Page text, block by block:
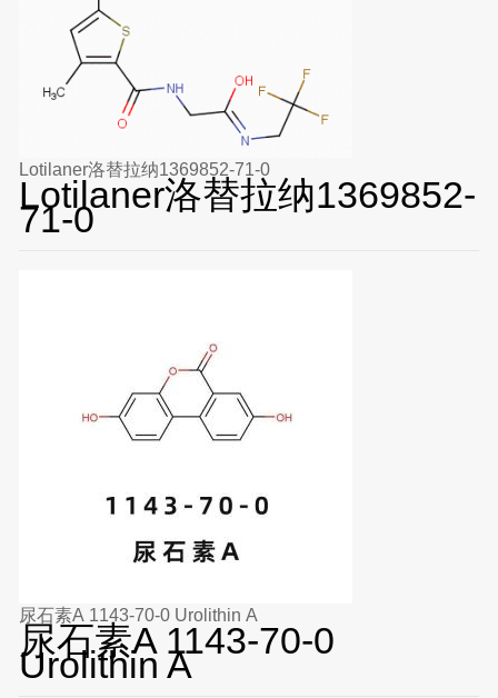
Lotilaner洛替拉纳1369852-71-0
Lotilaner洛替拉纳1369852-
71-0
尿石素A 1143-70-0 Urolithin A
尿石素A 1143-70-0
Urolithin A